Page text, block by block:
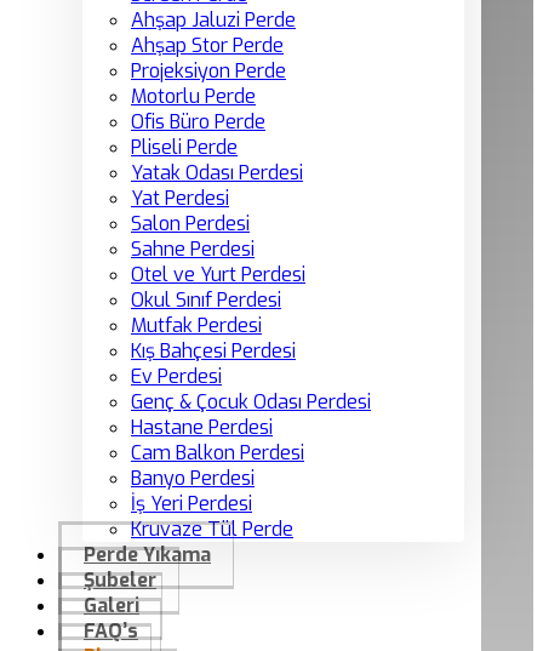
Ahşap Jaluzi Perde
Ahşap Stor Perde
Projeksiyon Perde
Motorlu Perde
Ofis Büro Perde
Pliseli Perde
Yatak Odası Perdesi
Yat Perdesi
Salon Perdesi
Sahne Perdesi
Otel ve Yurt Perdesi
Okul Sınıf Perdesi
Mutfak Perdesi
Kış Bahçesi Perdesi
Ev Perdesi
Genç & Çocuk Odası Perdesi
Hastane Perdesi
Cam Balkon Perdesi
Banyo Perdesi
İş Yeri Perdesi
Kruvaze Tül Perde
Perde Yıkama
Şubeler
Galeri
FAQ’s